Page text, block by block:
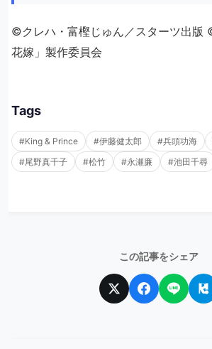
©クレハ・富樫じゅん／スターツ出
花嫁」製作委員会
Tags
#King & Prince #伊藤健太郎 #兵頭功海
#尾野真千子
#松竹 #永瀬廉 #池田千尋
この記事をシェア